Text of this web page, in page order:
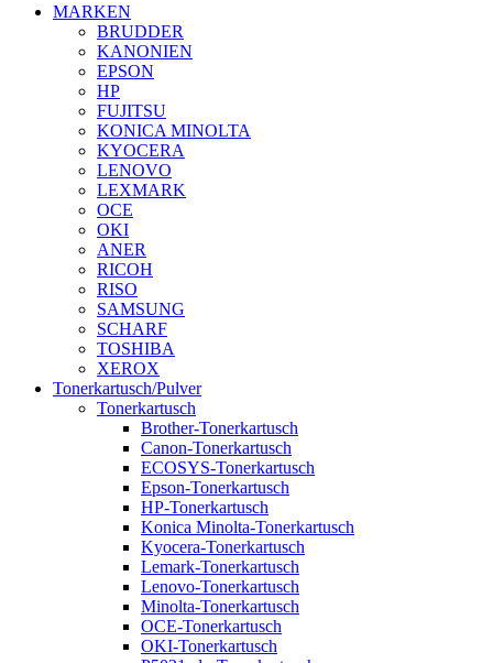
MARKEN
BRUDDER
KANONIEN
EPSON
HP
FUJITSU
KONICA MINOLTA
KYOCERA
LENOVO
LEXMARK
OCE
OKI
ANER
RICOH
RISO
SAMSUNG
SCHARF
TOSHIBA
XEROX
Tonerkartusch/Pulver
Tonerkartusch
Brother-Tonerkartusch
Canon-Tonerkartusch
ECOSYS-Tonerkartusch
Epson-Tonerkartusch
HP-Tonerkartusch
Konica Minolta-Tonerkartusch
Kyocera-Tonerkartusch
Lemark-Tonerkartusch
Lenovo-Tonerkartusch
Minolta-Tonerkartusch
OCE-Tonerkartusch
OKI-Tonerkartusch